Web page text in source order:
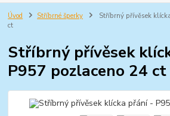
Úvod Stříbrné šperky
Stříbrný přívěsek
ct
Stříbrný přívěsek
P957 pozlaceno 24 ct